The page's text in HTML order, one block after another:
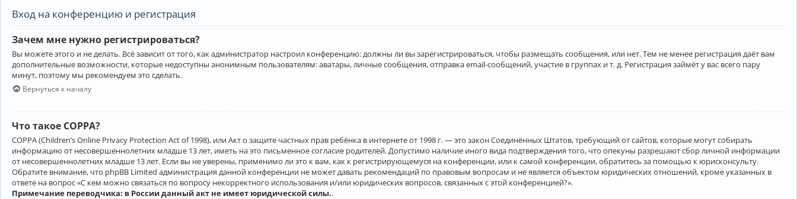
Вход на конференцию и регистрация
Зачем мне нужно регистрироваться?
Вы можете этого и не делать. Всё зависит от того, как администратор настроил конференцию: должны ли вы зарегистрироваться, чтобы размещать сообщения, или нет. Тем не менее регистрация даёт вам
дополнительные возможности, которые недоступны анонимным пользователям: аватары, личные сообщения, отправка email-сообщений, участие в группах и т. д. Регистрация займёт у вас всего пару
минут, поэтому мы рекомендуем это сделать.
Вернуться к началу
Что такое COPPA?
COPPA (Children’s Online Privacy Protection Act of 1998), или Акт о защите частных прав ребёнка в интернете от 1998 г. — это закон Соединённых Штатов, требующий от сайтов, которые могут собирать
информацию от несовершеннолетних младше 13 лет, иметь на это письменное согласие родителей. Допустимо наличие иного вида подтверждения того, что опекуны разрешают сбор личной информации
от несовершеннолетних младше 13 лет. Если вы не уверены, применимо ли это к вам, как к регистрирующемуся на конференции, или к самой конференции, обратитесь за помощью к юрисконсульту.
Обратите внимание, что phpBB Limited администрация данной конференции не может давать рекомендаций по правовым вопросам и не является объектом юридических отношений, кроме указанных в
ответе на вопрос «С кем можно связаться по вопросу некорректного использования и/или юридических вопросов, связанных с этой конференцией?».
Примечание переводчика: в России данный акт не имеет юридической силы..